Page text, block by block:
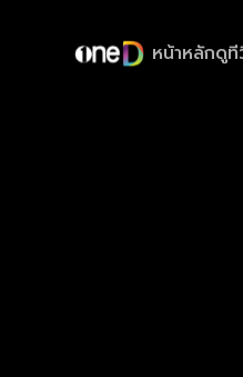
หน้าหลักดู